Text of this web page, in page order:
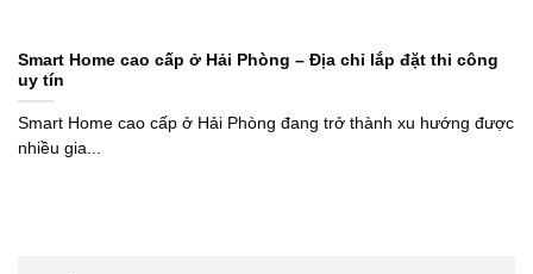
Smart Home cao cấp ở Hải Phòng – Địa chỉ lắp đặt thi công
uy tín
Smart Home cao cấp ở Hải Phòng đang trở thành xu hướng được
nhiều gia...